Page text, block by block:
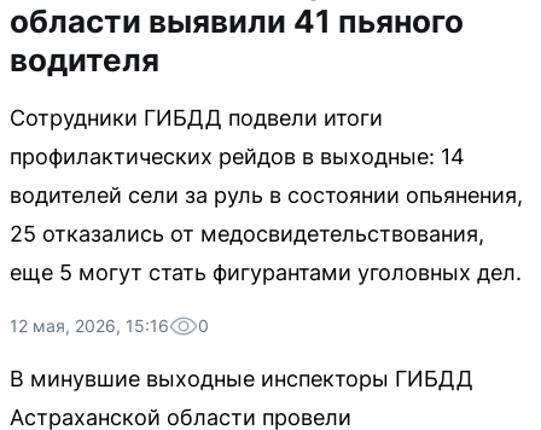
области выявили 41 пьяного
водителя
Сотрудники ГИБДД подвели итоги
профилактических рейдов в выходные: 14
водителей сели за руль в состоянии опьянения,
25 отказались от медосвидетельствования,
еще 5 могут стать фигурантами уголовных дел.
12 мая, 2026, 15:16 0
В минувшие выходные инспекторы ГИБДД
Астраханской области провели